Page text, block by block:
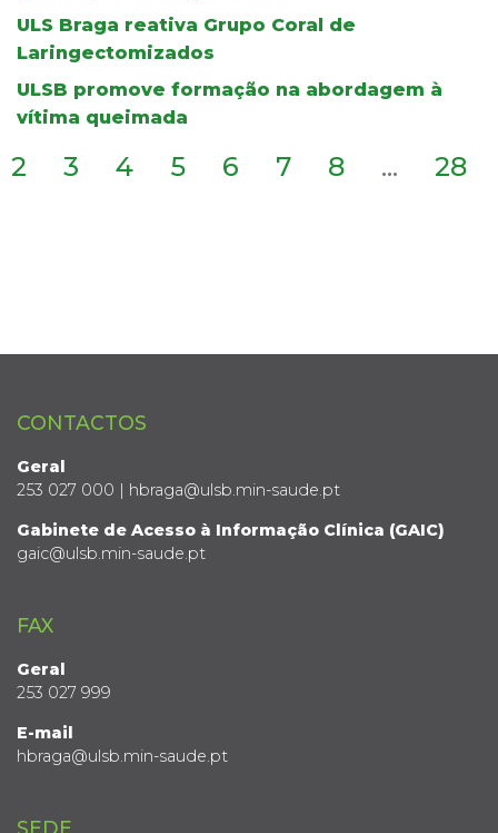
ULS Braga reativa Grupo Coral de
Laringectomizados
ULSB promove formação na abordagem à
vítima queimada
2 3 4 5 6 7 8 ... 28
CONTACTOS
Geral
253 027 000 | hbraga@ulsb.min-saude.pt
Gabinete de Acesso à Informação Clínica (GAIC)
gaic@ulsb.min-saude.pt
FAX
Geral
253 027 999
E-mail
hbraga@ulsb.min-saude.pt
SEDE